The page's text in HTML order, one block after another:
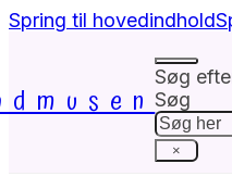
Spring til hovedindhold
Søg
Søg
×